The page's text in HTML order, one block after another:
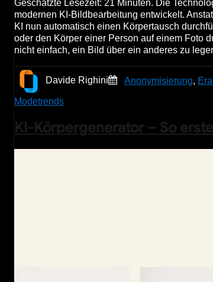
Geschätzte Lesezeit: 21 Minuten. Die
modernen KI-Bildbearbeitung entwickelt.
KI nun automatisch einen Körpertausch
oder den Körper einer Person auf einem Foto
nicht einfach, ein Bild über ein anderes zu
Davide Righini Anonymisierung
Modetrends
KI-Körpergenerator – So